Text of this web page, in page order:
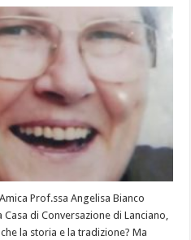
Prof.ssa Angelisa Bianco
di Conversazione di Lanciano,
la storia e la tradizione? Ma